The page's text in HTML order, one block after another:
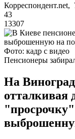
Корреспондент.net,
43
13307
Фото: кадр с видео
Пенсионеры
На
отталкивая
"просрочку"